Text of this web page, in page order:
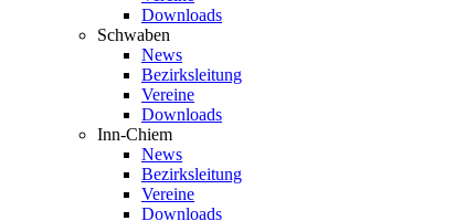
Downloads
Schwaben
News
Bezirksleitung
Vereine
Downloads
Inn-Chiem
News
Bezirksleitung
Vereine
Downloads